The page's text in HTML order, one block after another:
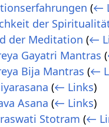
(←
der
der Meditation (←
Gayatri Mantras (
Bija Mantras (←
(← Links)
Asana (← Links)
Stotram (←